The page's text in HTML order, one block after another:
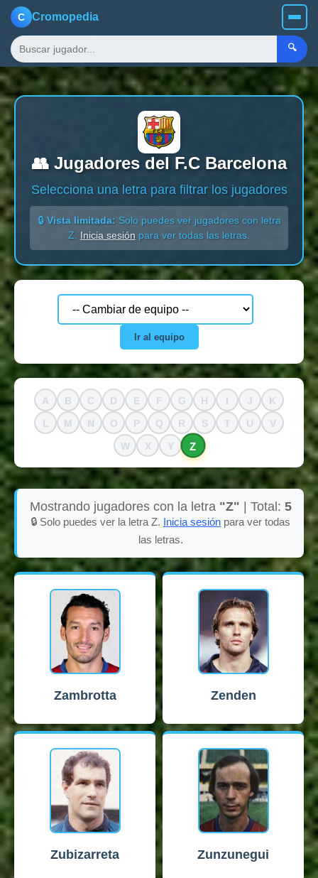
C Cromopedia
🔍
👥 Jugadores del F.C Barcelona
Selecciona una letra para filtrar los jugadores
🔒 Vista limitada: Solo puedes ver jugadores con letra
Z. Inicia sesión para ver todas las letras.
Ir al equipo
A B C D E F G H J K
L M N O P Q R S T U V
W X Y Z
Mostrando jugadores con la letra "Z" | Total: 5
🔒 Solo puedes ver la letra Z. Inicia sesión para ver todas
las letras.
Zambrotta Zenden
Zubizarreta Zunzunegui